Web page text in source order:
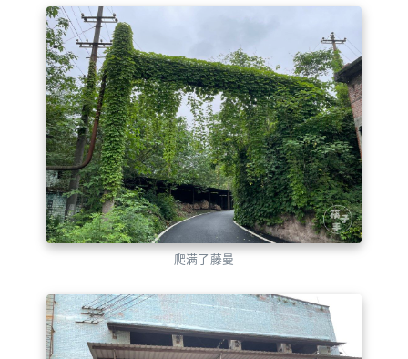
爬满了藤曼